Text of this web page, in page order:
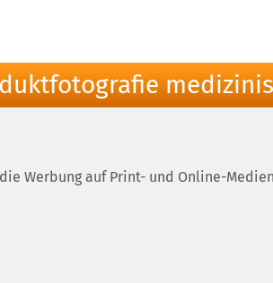
Werbung auf Print- und Online-